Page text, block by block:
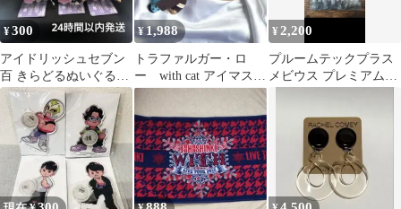
¥300
アイドリッシュセブン
百 きらどるぬいぐるみ
3点セット
¥1,988
トラファルガー・ロ
ー with cat アイマスク
付きぬいぐるみキーホ
¥ 2,200
プルームテックプラス
メビウス プレミアムゴ